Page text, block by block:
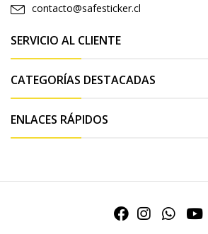
contacto@safesticker.cl
SERVICIO AL CLIENTE
CATEGORÍAS DESTACADAS
ENLACES RÁPIDOS